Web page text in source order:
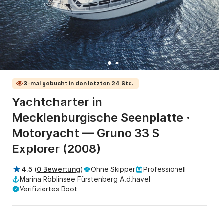
3-mal gebucht in den letzten 24 Std.
Yachtcharter in
Mecklenburgische Seenplatte ·
Motoryacht — Gruno 33 S
Explorer (2008)
4.5 (0 Bewertung) Ohne Skipper
Professionell
Marina Röblinsee Fürstenberg A.d.havel
Verifiziertes Boot